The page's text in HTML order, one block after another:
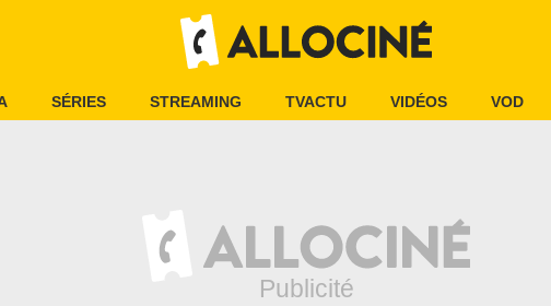
SÉRIES STREAMING TVACTU VIDÉOS VOD